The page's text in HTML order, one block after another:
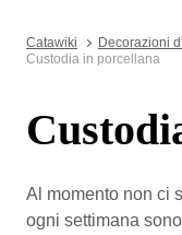
Catawiki Decorazioni
Custodia in porcellana
Al momento non ci
ogni settimana